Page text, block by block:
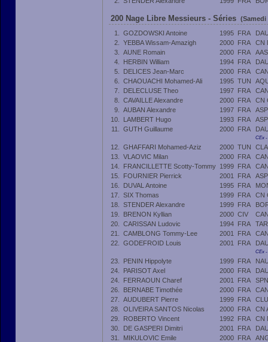
200 Nage Libre Messieurs - Séries (Samedi
1.
GOZDOWSKI Antoine 1995 FRA
2.
YEBBA Wissam-Amazigh 2000 FRA
CN
3.
AUNE Romain 2000 FRA
4.
HERBIN William 1994 FRA
5.
DELICES Jean-Marc 2000 FRA
6.
CHAOUACHI Mohamed-Ali 1995 TUN
7.
DELECLUSE Theo 1997 FRA
8.
CAVAILLE Alexandre 2000 FRA
CN
9.
AUBAN Alexandre 1997 FRA
10.
LAMBERT Hugo 1993 FRA
11.
GUTH Guillaume 2000 FRA
CEx -
12. GHAFFARI Mohamed-Aziz 2000 TUN
13.
VLAOVIC Milan 2000 FRA
14.
FRANCILLETTE Scotty-Tommy 1999 FRA
15.
FOURNIER Pierrick 2001 FRA
16.
DUVAL Antoine 1995 FRA
17.
SIX Thomas 1999 FRA
CN
18.
STENDER Alexandre 1999 FRA
19.
BRENON Kyllian 2000 CIV
20.
CARISSAN Ludovic 1994 FRA
21.
CAMBLONG Tommy-Lee 2001 FRA
22.
GODEFROID Louis 2001 FRA
CEx -
23. PENIN Hippolyte 1999 FRA
24.
PARISOT Axel 2000 FRA
24.
FERRAOUN Charef 2001 FRA
26.
BERNABE Timothée 2000 FRA
27.
AUDUBERT Pierre 1999 FRA
28.
OLIVEIRA SANTOS Nicolas 2000 FRA
CN
29.
ROBERTO Vincent 1992 FRA
CN
30.
DE GASPERI Dimitri 2001 FRA
31.
MIKULOVIC Emile 2000 FRA